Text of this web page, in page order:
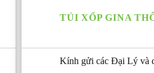
TÚI XỐP GINA
Kính gửi các Đại Lý và